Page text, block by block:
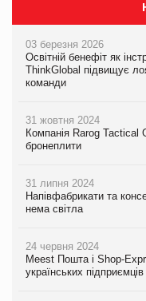
03 березня 2026
Освітній бенефіт як
ThinkGlobal підвищує
команди
31 жовтня 2024
Компанія Rarog Tactical
бронеплити
31 липня 2024
Напівфабрикати та
нема світла
24 червня 2024
Meest Пошта і Shop-
українських підприємців